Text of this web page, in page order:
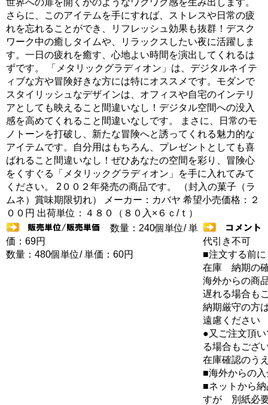
世界への扉を開くかのようなワクワク感を生み出します。
さらに、このアイテムを手にすれば、ストレスや日常の疲
れを忘れることができ、リフレッシュ効果も抜群！デスク
ワーク中の癒しタイムや、リラックスしたい夜に活躍しま
す。一日の疲れを癒す、心地よい時間を演出してくれるは
ずです。 「メタリックグラディオン」は、デジタルネイテ
ィブな方や冒険好きな方には特にオススメです。モダンで
スタイリッシュなデザインは、オフィスや自宅のインテリ
アとしても映えること間違いなし！デジタル空間への没入
感を高めてくれること間違いなしです。 まさに、日常のモ
ノトーンを打破し、新たな冒険へと誘ってくれる魅力的な
アイテムです。自分用はもちろん、プレゼントとしても喜
ばれること間違いなし！ぜひあなたの空間を彩り、冒険心
をくすぐる「メタリックグラディオン」を手に入れてみて
ください。 2００２年発売の商品です。 （封入の菓子（ラ
ムネ）賞味期限切れ） メーカー：カバヤ 希望小売価格：２
００円 出荷単位：４８０（８０入×６ｃ/ｔ）
数量：240個単位/ 単
価：69円
数量：480個単位/ 単価：60円
代引き不可
■注文する前に
在庫 納期の
海外からの商
遅れる場合も
納期厳守の方
遠慮ください
●又ご注文頂
る場合もござ
在庫確認のう
■海外からの
■ネットから
すが 別紙必